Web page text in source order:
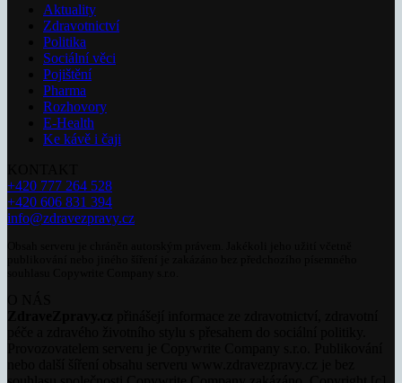
Aktuality
Zdravotnictví
Politika
Sociální věci
Pojištění
Pharma
Rozhovory
E-Health
Ke kávě i čaji
+420 777 264 528
+420 606 831 394
info@zdravezpravy.cz